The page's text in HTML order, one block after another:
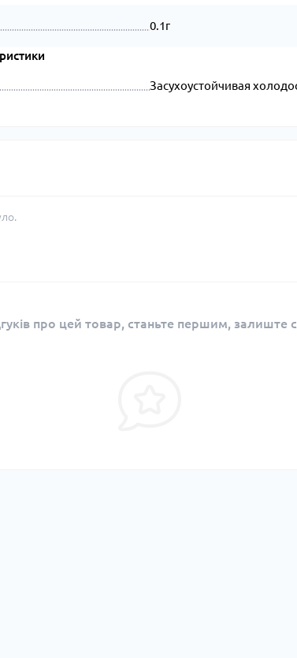
0.1г
Засухоустойчивая
про цей товар, станьте першим, залиште